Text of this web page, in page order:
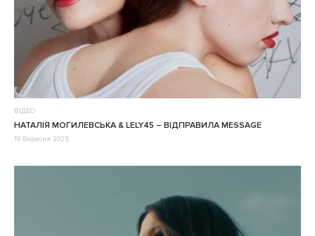
ВІДЕО
НАТАЛІЯ МОГИЛЕВСЬКА & LELY45 – ВІДПРАВИЛА MESSAGE
19 Вересня 2025